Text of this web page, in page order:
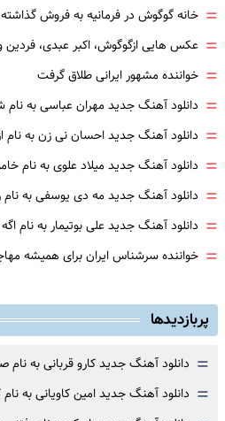
= خانه گوگوش در فرمانیه به فروش
= عکس هایی ازگوگوش، اکبر عبدی، فردین
= خواننده مشهور ایرانی طلاق گرفت
= دانلود آهنگ جدید مهران عباسی به
= دانلود آهنگ جدید احسان نی زن به نام
= دانلود آهنگ جدید میلاد علوی به نام
= دانلود آهنگ جدید مه دی یوسفی به
= دانلود آهنگ جدید علی بوتیمار به نام
= خواننده سرشناس ایران برای همیشه
پربازدیدها
= دانلود آهنگ جدید کارو قربانی به نام
= دانلود آهنگ جدید امین کاویانی به